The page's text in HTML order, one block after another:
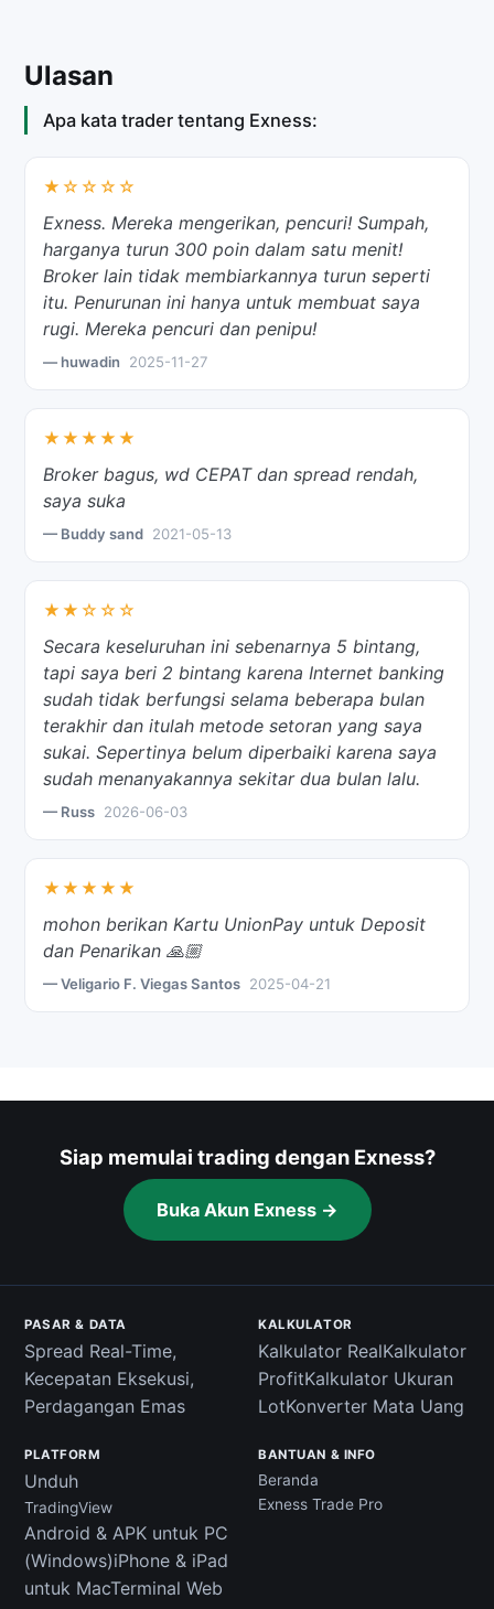
Ulasan
Apa kata trader tentang Exness:
★☆☆☆☆
Exness. Mereka mengerikan, pencuri! Sumpah,
harganya turun 300 poin dalam satu menit!
Broker lain tidak membiarkannya turun seperti
itu. Penurunan ini hanya untuk membuat saya
rugi. Mereka pencuri dan penipu!
— huwadin 2025-11-27
★★★★★
Broker bagus, wd CEPAT dan spread rendah,
saya suka
— Buddy sand 2021-05-13
★★☆☆☆
Secara keseluruhan ini sebenarnya 5 bintang,
tapi saya beri 2 bintang karena Internet banking
sudah tidak berfungsi selama beberapa bulan
terakhir dan itulah metode setoran yang saya
sukai. Sepertinya belum diperbaiki karena saya
sudah menanyakannya sekitar dua bulan lalu.
— Russ 2026-06-03
★★★★★
mohon berikan Kartu UnionPay untuk Deposit
dan Penarikan 🙏🏼
— Veligario F. Viegas Santos 2025-04-21
Siap memulai trading dengan Exness?
Buka Akun Exness →
PASAR & DATA
Spread Real-Time,
Kecepatan Eksekusi,
Perdagangan Emas
KALKULATOR
Kalkulator RealKalkulator
ProfitKalkulator Ukuran
LotKonverter Mata Uang
PLATFORM
Unduh
TradingView
Android & APK untuk PC
(Windows)iPhone & iPad
untuk MacTerminal Web
BANTUAN & INFO
Beranda
Exness Trade Pro